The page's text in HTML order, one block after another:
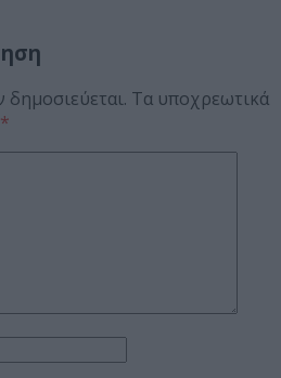
Τα υποχρεωτικά
*